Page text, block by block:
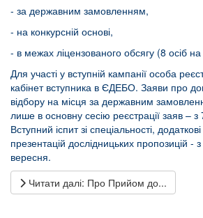
- за державним замовленням,
- на конкурсній основі,
- в межах ліцензованого обсягу (8 осіб на
Для участі у вступній кампанії особа
кабінет вступника в ЄДЕБО. Заяви про
відбору на місця за державним
лише в основну сесію реєстрації заяв –
Вступний іспит зі спеціальності,
презентацій дослідницьких пропозицій -
вересня.
Читати далі: Про Прийом до...